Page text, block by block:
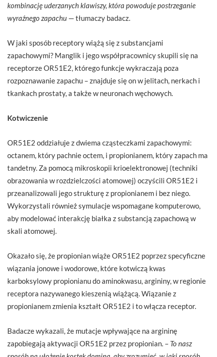
kombinację uderzanych klawiszy, która powoduje postrzeganie
wyraźnego zapachu — tłumaczy badacz.
W jaki sposób receptory wiążą się z substancjami
zapachowymi? Manglik i jego współpracownicy skupili się na
receptorze OR51E2, którego funkcje wykraczają poza
rozpoznawanie zapachu – znajduje się on w jelitach, nerkach i
tkankach prostaty, a także w neuronach węchowych.
Kotwiczenie
OR51E2 oddziałuje z dwiema cząsteczkami zapachowymi:
octanem, który pachnie octem, i propionianem, który zapach ma
tandetny. Za pomocą mikroskopii krioelektronowej (techniki
obrazowania w rozdzielczości atomowej) oczyścili OR51E2 i
przeanalizowali jego strukturę z propionianem i bez niego.
Wykorzystali również symulacje wspomagane komputerowo,
aby modelować interakcję białka z substancją zapachową w
skali atomowej.
Okazało się, że propionian wiąże OR51E2 poprzez specyficzne
wiązania jonowe i wodorowe, które kotwiczą kwas
karboksylowy propionianu do aminokwasu, argininy, w regionie
receptora nazywanego kieszenią wiążącą. Wiązanie z
propionianem zmienia kształt OR51E2 i to włącza receptor.
Badacze wykazali, że mutacje wpływające na argininę
zapobiegają aktywacji OR51E2 przez propionian. – To nasz